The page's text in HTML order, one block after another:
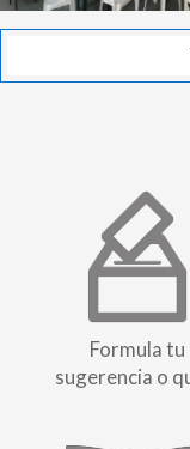
Formula tu
sugerencia o